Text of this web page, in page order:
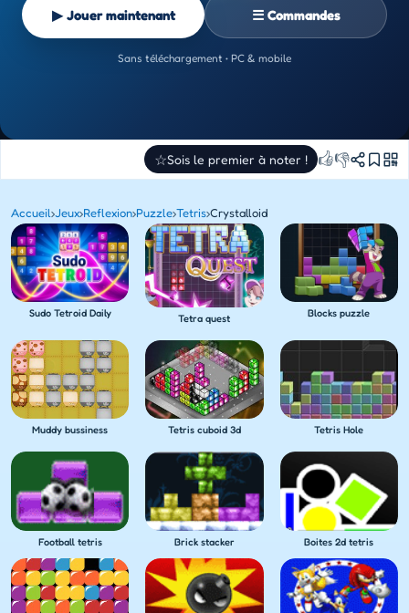
▶ Jouer maintenant ☰ Commandes
Sans téléchargement • PC & mobile
☆Sois le premier à noter ! 👍👎
Accueil›Jeux›Reflexion›Puzzle›Tetris›Crystalloid
Sudo Tetroid Daily Tetra quest Blocks puzzle
Muddy bussiness Tetris cuboid 3d Tetris Hole
Football tetris Brick stacker Boites 2d tetris